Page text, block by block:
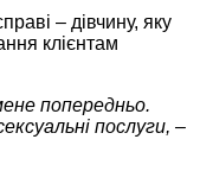
– дівчину, яку
клієнтам
попередньо.
послуги, –